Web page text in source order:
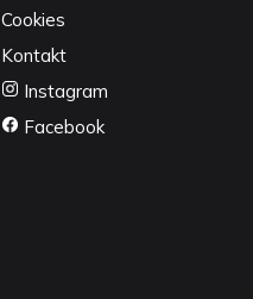
Cookies
Kontakt
Instagram
Facebook